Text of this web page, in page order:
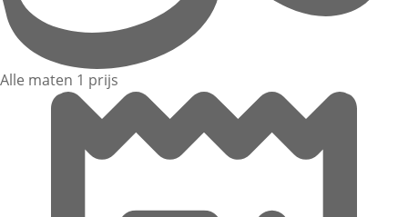
Alle maten 1 prijs